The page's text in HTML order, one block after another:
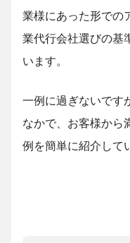
業様にあった形での
業代行会社選びの基
います。
一例に過ぎないです
なかで、お客様から
例を簡単に紹介して